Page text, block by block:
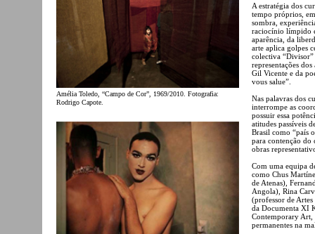
Amélia Toledo, “Campo de Cor”, 1969/2010. Fotografia:
Rodrigo Capote.
A estratégia dos
tempo próprios,
sombra,
raciocínio límpido
aparência, da
arte aplica golpes
colectiva
representações
Gil Vicente e da
vous salue”.
Nas palavras dos
interrompe as
possuir essa
atitudes passíveis
Brasil como “país
para contenção do
obras
Com uma equipa
como Chus
de Atenas),
Angola), Rina
(professor de
da Documenta XI
Contemporary Art,
permanentes na